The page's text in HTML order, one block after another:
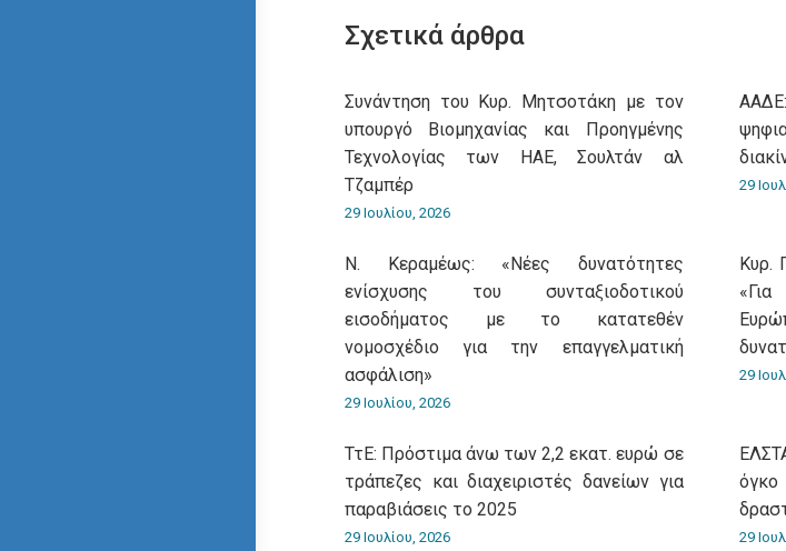
Σχετικά άρθρα
Συνάντηση του Κυρ. Μητσοτάκη με τον
υπουργό Βιομηχανίας και Προηγμένης
Τεχνολογίας των ΗΑΕ, Σουλτάν αλ
Τζαμπέρ
29 Ιουλίου, 2026
29
Ν. Κεραμέως: «Νέες δυνατότητες
ενίσχυσης του συνταξιοδοτικού
εισοδήματος με το κατατεθέν
νομοσχέδιο για την επαγγελματική
ασφάλιση»
29 Ιουλίου, 2026
Κυρ.
29
ΤτΕ: Πρόστιμα άνω των 2,2 εκατ. ευρώ σε
τράπεζες και διαχειριστές δανείων για
παραβιάσεις το 2025
29 Ιουλίου, 2026 29